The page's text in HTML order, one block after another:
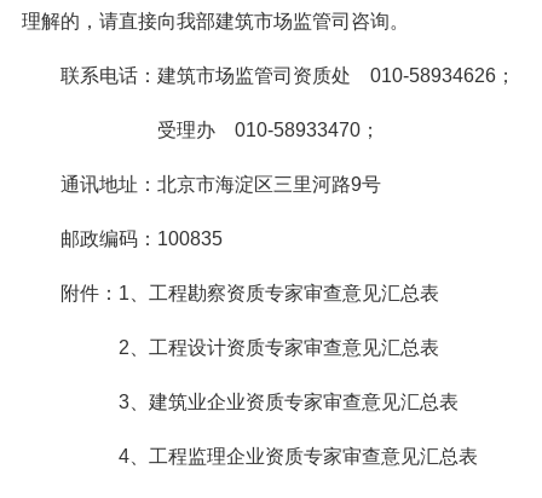
理解的，请直接向我部建筑市场监管司咨询。
联系电话：建筑市场监管司资质处 010-58934626；
受理办 010-58933470；
通讯地址：北京市海淀区三里河路9号
邮政编码：100835
附件：1、工程勘察资质专家审查意见汇总表
2、工程设计资质专家审查意见汇总表
3、建筑业企业资质专家审查意见汇总表
4、工程监理企业资质专家审查意见汇总表